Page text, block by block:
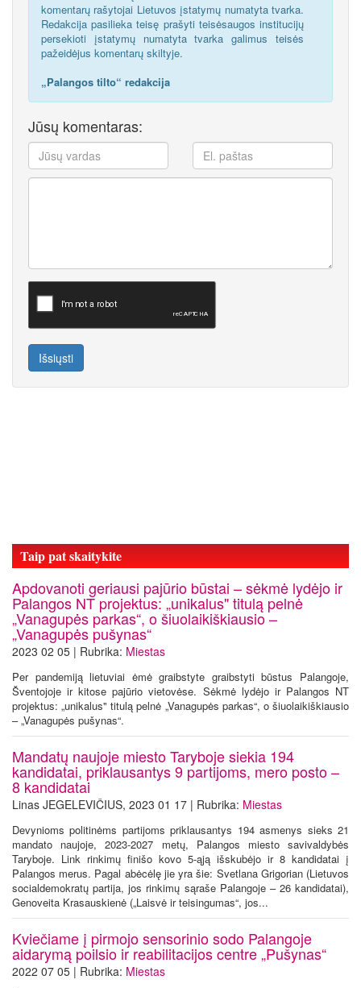
komentarų rašytojai Lietuvos įstatymų numatyta tvarka.
Redakcija pasilieka teisę prašyti teisėsaugos institucijų
persekioti įstatymų numatyta tvarka galimus teisės
pažeidėjus komentarų skiltyje.
„Palangos tilto“ redakcija
Jūsų komentaras:
Išsiųsti
Taip pat skaitykite
Apdovanoti geriausi pajūrio būstai – sėkmė lydėjo ir
Palangos NT projektus: „unikalus" titulą pelnė
„Vanagupės parkas“, o šiuolaikiškiausio –
„Vanagupės pušynas“
2023 02 05 | Rubrika: Miestas
Per pandemiją lietuviai ėmė graibstyte graibstyti būstus Palangoje,
Šventojoje ir kitose pajūrio vietovėse. Sėkmė lydėjo ir Palangos NT
projektus: „unikalus" titulą pelnė „Vanagupės parkas“, o šiuolaikiškiausio
– „Vanagupės pušynas“.
Mandatų naujoje miesto Taryboje siekia 194
kandidatai, priklausantys 9 partijoms, mero posto –
8 kandidatai
Linas JEGELEVIČIUS, 2023 01 17 | Rubrika: Miestas
Devynioms politinėms partijoms priklausantys 194 asmenys sieks 21
mandato naujoje, 2023-2027 metų, Palangos miesto savivaldybės
Taryboje. Link rinkimų finišo kovo 5-ąją išskubėjo ir 8 kandidatai į
Palangos merus. Pagal abėcėlę jie yra šie: Svetlana Grigorian (Lietuvos
socialdemokratų partija, jos rinkimų sąraše Palangoje – 26 kandidatai),
Genoveita Krasauskienė („Laisvė ir teisingumas“, jos...
Kviečiame į pirmojo sensorinio sodo Palangoje
aidarymą poilsio ir reabilitacijos centre „Pušynas“
2022 07 05 | Rubrika: Miestas